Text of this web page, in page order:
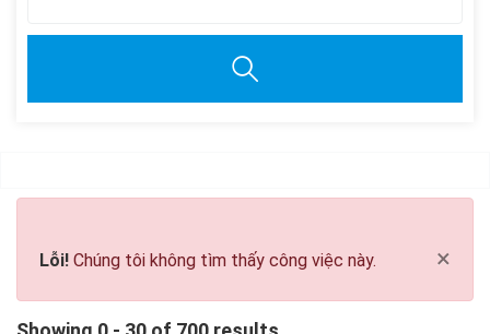
×
Lỗi! Chúng tôi không tìm thấy công việc này.